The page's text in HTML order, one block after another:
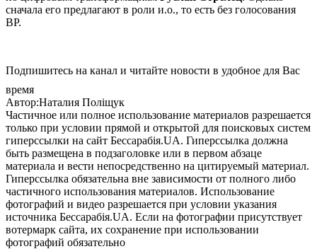
сначала его предлагают в роли и.о., то есть без голосования
ВР.
Подпишитесь на канал и читайте новости в удобное для Вас
время
Автор:Наталия Поліщук
Частичное или полное использование материалов разрешается
только при условии прямой и открытой для поисковых систем
гиперссылки на сайт Бессарабія.UA. Гиперссылка должна
быть размещена в подзаголовке или в первом абзаце
материала и вести непосредственно на цитируемый материал.
Гиперссылка обязательна вне зависимости от полного либо
частичного использования материалов. Использование
фотографий и видео разрешается при условии указания
источника Бессарабія.UA. Если на фотографии присутствует
вотермарк сайта, их сохранение при использовании
фотографий обязательно